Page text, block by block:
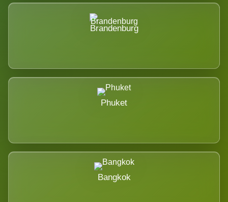
Brandenburg
Phuket
Bangkok